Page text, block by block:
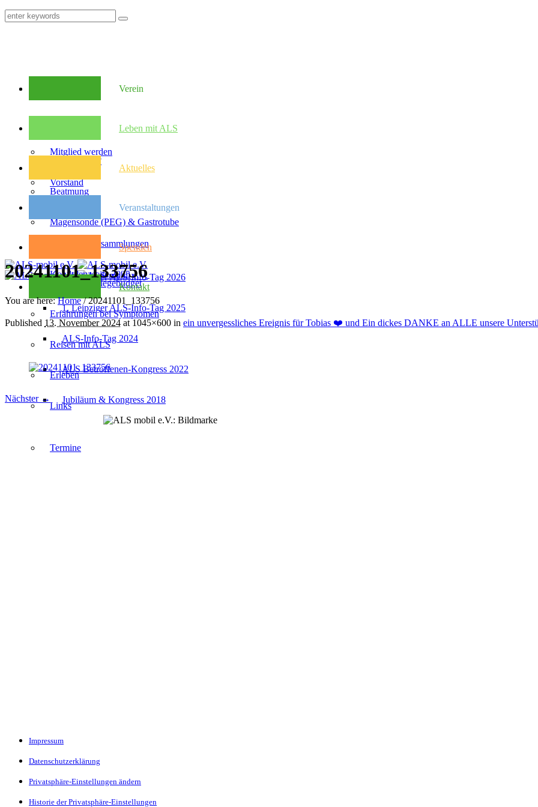
Verein
Mitglied werden
Vorstand
Mitglieder­versammlungen
Kondolenzseite 2025
Leben mit ALS
Was ist ALS?
Beatmung
Magensonde (PEG) & Gastrotube
Checkliste Pflegebudget
Erfahrungen bei Symptomen
Reisen mit ALS
Erleben
Links
Aktuelles
Veranstaltungen
2. Leipziger ALS-Info-Tag 2026
1. Leipziger ALS-Info-Tag 2025
ALS-Info-Tag 2024
ALS Betroffenen-Kongress 2022
Jubiläum & Kongress 2018
Termine
Spenden
Kontakt
20241101_133756
You are here:Home /20241101_133756
Published 13. November 2024 at 1045×600 in ein unvergessliches Ereignis für Tobias ❤️ und Ein dickes DANKE an ALLE unsere
Nächster →
Impressum
Datenschutzerklärung
Privatsphäre-Einstellungen ändern
Historie der Privatsphäre-Einstellungen